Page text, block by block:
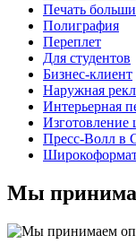
Печать
Полиграфия
Переплет
Для студентов
Бизнес-клиент
Наружная
Интерьерная
Изготовление
Пресс-Волл в
Мы